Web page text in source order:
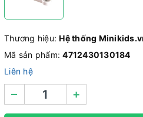
Thương hiệu:Hệ thống
Mã sản phẩm:4712430130184
Liên hệ
– +